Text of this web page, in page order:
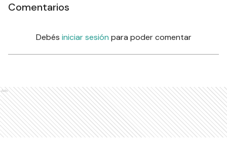
Comentarios
Debés iniciar sesión para poder comentar
Ads